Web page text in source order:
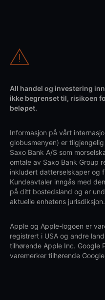
All handel og investering
ikke begrenset til, risikoen
beløpet.
Informasjon på vårt
globusmenyen) er
Saxo Bank A/S som
omtale av Saxo Bank Group
inkludert datterselskaper og
Kundeavtaler inngås med
på ditt bostedsland og er
aktuelle enhetens jurisdiksjon.
Apple og Apple-logoen er
registrert i USA og andre
tilhørende Apple Inc. Google
varemerker tilhørende